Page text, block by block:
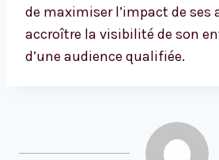
de maximiser l’impact de ses
accroître la visibilité de son
d’une audience qualifiée.